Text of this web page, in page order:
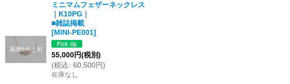
ミニマムフェザーネックレス
｜K10PG｜
■雑誌掲載
[MINI-PE001]
55,000円(税別)
(税込: 60,500円)
在庫なし